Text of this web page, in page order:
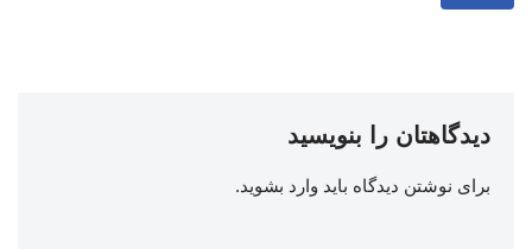
دیدگاهتان را بنویسید
برای نوشتن دیدگاه باید وارد بشوید.